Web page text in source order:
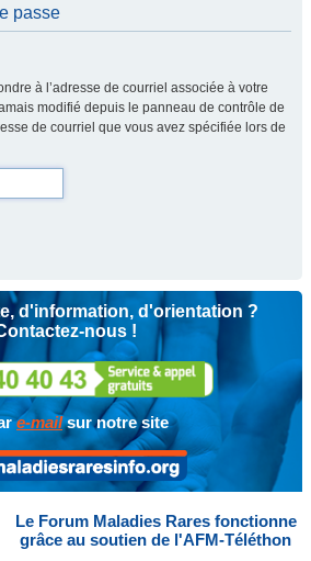
passe
à l’adresse de courriel associée à votre
modifié depuis le panneau de contrôle de
de courriel que vous avez spécifiée lors de
d'information, d'orientation ?
nous !
e-mailsur notre site
Le Forum Maladies Rares fonctionne
grâce au soutien de l'AFM-Téléthon